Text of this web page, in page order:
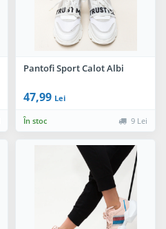
Pantofi Sport Calot Albi
47,99 Lei
În stoc 9 Lei